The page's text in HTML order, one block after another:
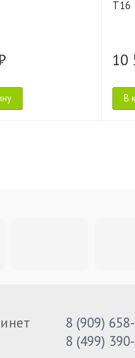
T16
10
В
8 (909)
8 (499)